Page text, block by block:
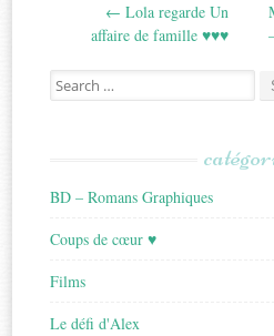
navigation
← Lola regarde Un
affaire de famille ♥♥♥
Search
for:
BD – Romans Graphiques
Coups de cœur ♥
Films
Le défi d'Alex